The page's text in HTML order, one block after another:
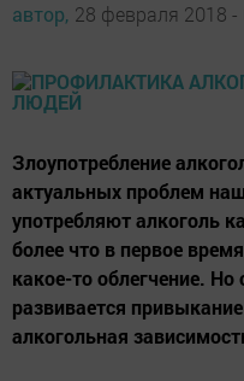
автор, 28 февраля 2018 -
Злоупотребление
актуальных проблем
употребляют алкоголь
более что в первое
какое-то облегчение.
развивается
алкогольная